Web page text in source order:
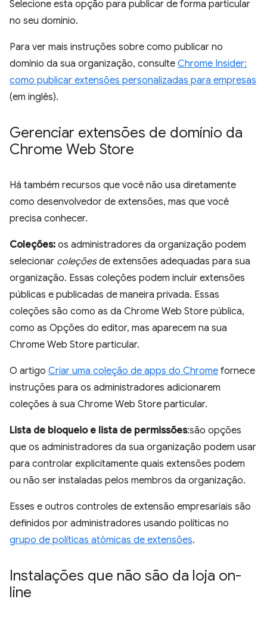
Selecione esta opção para publicar de forma particular
no seu domínio.
Para ver mais instruções sobre como publicar no
domínio da sua organização, consulte Chrome Insider:
como publicar extensões personalizadas para empresas
(em inglês).
Gerenciar extensões de domínio da
Chrome Web Store
Há também recursos que você não usa diretamente
como desenvolvedor de extensões, mas que você
precisa conhecer.
Coleções: os administradores da organização podem
selecionar coleçõesde extensões adequadas para sua
organização. Essas coleções podem incluir extensões
públicas e publicadas de maneira privada. Essas
coleções são como as da Chrome Web Store pública,
como as Opções do editor, mas aparecem na sua
Chrome Web Store particular.
O artigo Criar uma coleção de apps do Chrome fornece
instruções para os administradores adicionarem
coleções à sua Chrome Web Store particular.
Lista de bloqueio e lista de permissões:são opções
que os administradores da sua organização podem usar
para controlar explicitamente quais extensões podem
ou não ser instaladas pelos membros da organização.
Esses e outros controles de extensão empresariais são
definidos por administradores usando políticas no
grupo de políticas atômicas de extensões.
Instalações que não são da loja on-
line